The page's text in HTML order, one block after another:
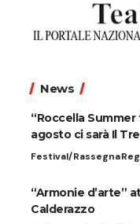
News
“Roccella Summer
agosto ci sarà Il Tre
Festival/Rassegna
“Armonie d’arte”
Calderazzo